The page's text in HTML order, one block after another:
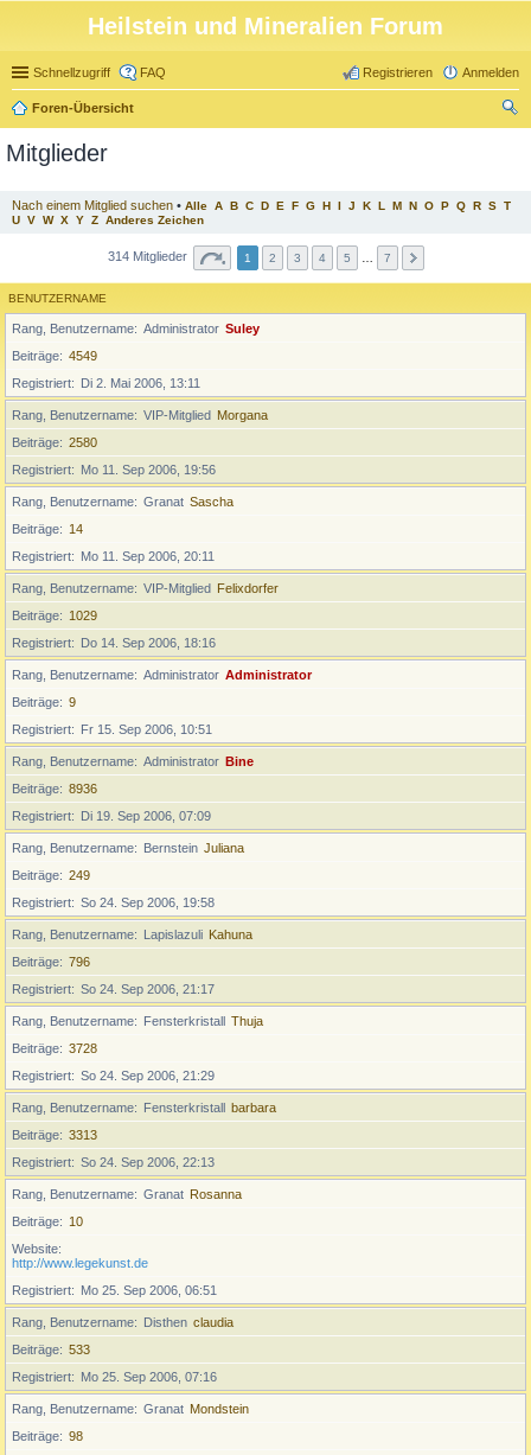
Heilstein und Mineralien Forum
Schnellzugriff FAQ Anmelden
Registrieren
Foren-Übersicht
Mitglieder
Nach einem Mitglied suchen • Alle A B C D E F G H I J K L M N O P Q R S T
U V W X Y Z Anderes Zeichen
314 Mitglieder 1 2 3 4 5 7
BENUTZERNAME
Rang, Benutzername Administrator Suley
Beiträge
4549
Registriert
Di 2. Mai 2006, 13:11
Rang, Benutzername VIP-Mitglied Morgana
Beiträge
2580
Registriert
Mo 11. Sep 2006, 19:56
Rang, Benutzername Granat Sascha
Beiträge
14
Registriert
Mo 11. Sep 2006, 20:11
Rang, Benutzername VIP-Mitglied Felixdorfer
Beiträge
1029
Registriert
Do 14. Sep 2006, 18:16
Rang, Benutzername Administrator Administrator
Beiträge
9
Registriert
Fr 15. Sep 2006, 10:51
Rang, Benutzername Administrator Bine
Beiträge
8936
Registriert
Di 19. Sep 2006, 07:09
Rang, Benutzername Bernstein Juliana
Beiträge
249
Registriert
So 24. Sep 2006, 19:58
Rang, Benutzername Lapislazuli Kahuna
Beiträge
796
Registriert
So 24. Sep 2006, 21:17
Rang, Benutzername Fensterkristall Thuja
Beiträge
3728
Registriert
So 24. Sep 2006, 21:29
Rang, Benutzername Fensterkristall barbara
Beiträge
3313
Registriert
So 24. Sep 2006, 22:13
Rang, Benutzername Granat Rosanna
Beiträge
10
Website
http://www.legekunst.de
Registriert
Mo 25. Sep 2006, 06:51
Rang, Benutzername Disthen claudia
Beiträge
533
Registriert
Mo 25. Sep 2006, 07:16
Rang, Benutzername Granat Mondstein
Beiträge
98